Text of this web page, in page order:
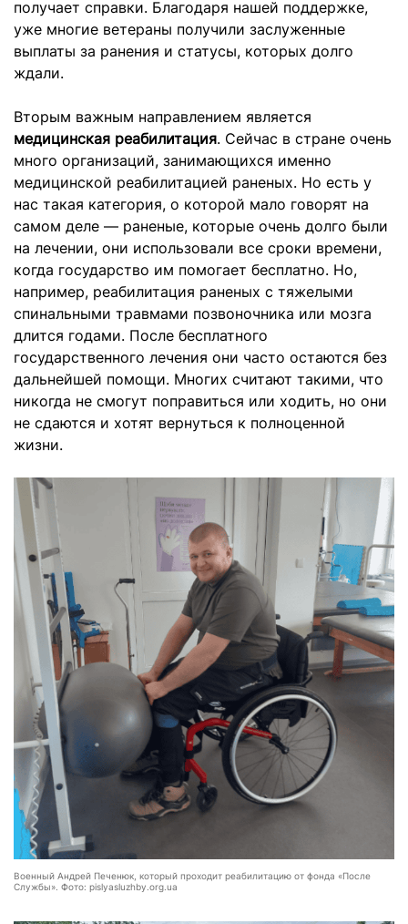
получает справки. Благодаря нашей поддержке,
уже многие ветераны получили заслуженные
выплаты за ранения и статусы, которых долго
ждали.
Вторым важным направлением является
медицинская реабилитация. Сейчас в стране очень
много организаций, занимающихся именно
медицинской реабилитацией раненых. Но есть у
нас такая категория, о которой мало говорят на
самом деле — раненые, которые очень долго были
на лечении, они использовали все сроки времени,
когда государство им помогает бесплатно. Но,
например, реабилитация раненых с тяжелыми
спинальными травмами позвоночника или мозга
длится годами. После бесплатного
государственного лечения они часто остаются без
дальнейшей помощи. Многих считают такими, что
никогда не смогут поправиться или ходить, но они
не сдаются и хотят вернуться к полноценной
жизни.
Военный Андрей Печенюк, который проходит реабилитацию от фонда «После
Службы». Фото: pislyasluzhby.org.ua